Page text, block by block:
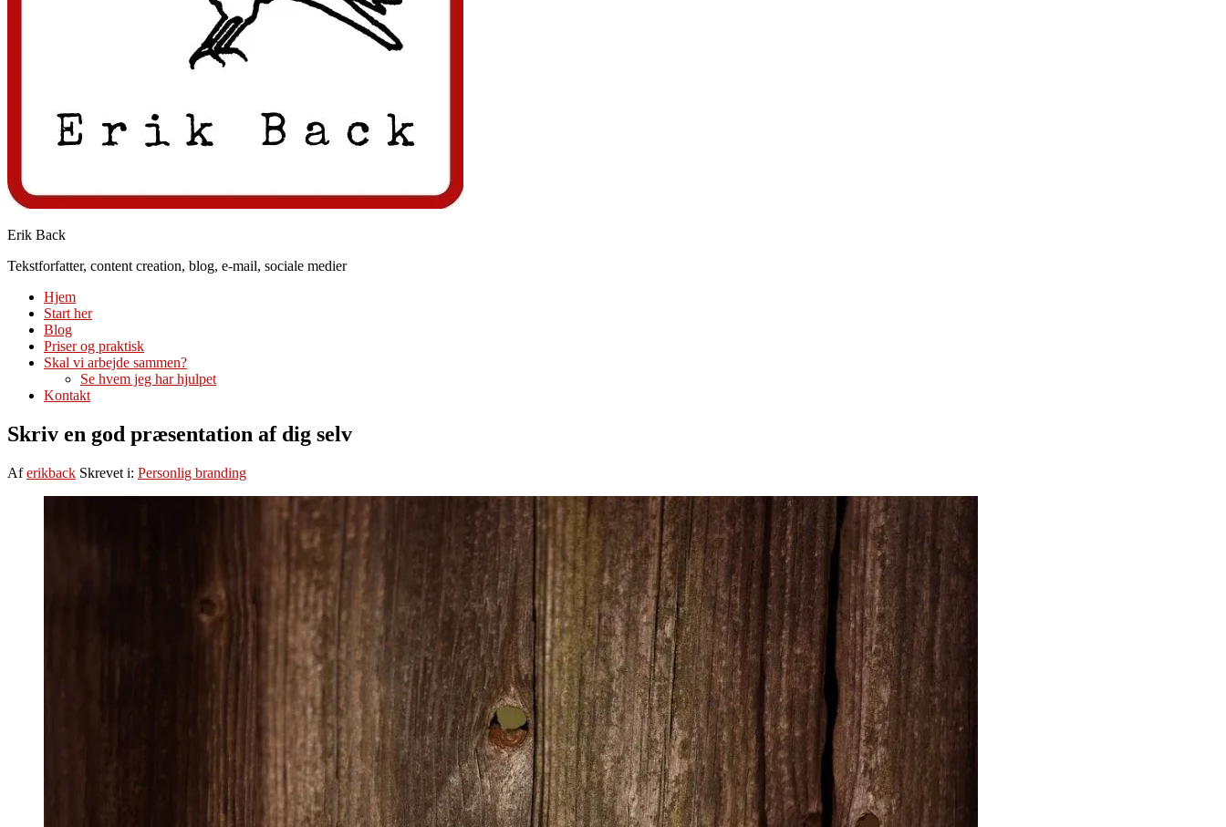
Erik Back
Tekstforfatter, content creation, blog, e-mail, sociale medier
Hjem
Start her
Blog
Priser og praktisk
Skal vi arbejde sammen?
Se hvem jeg har hjulpet
Kontakt
Skriv en god præsentation af dig selv
Aferikback Skrevet i: Personlig branding